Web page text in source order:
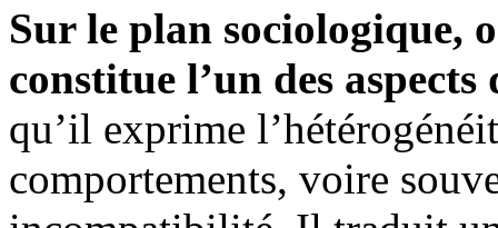
Sur le plan sociologique,
constitue l’un des
qu’il exprime
comportements, voire